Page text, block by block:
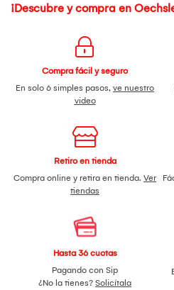
¡Descubre y compra en
Compra fácil y seguro
En solo 6 simples pasos, ve nuestro
video
Retiro en tienda
Compra online y retira en tienda. Ver
tiendas
Hasta 36 cuotas
Pagando con Sip
¿No la tienes? Solicítala